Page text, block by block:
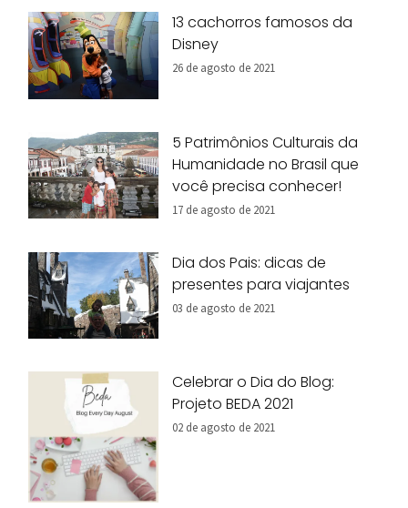
13 cachorros famosos da
Disney
26 de agosto de 2021
5 Patrimônios Culturais da
Humanidade no Brasil que
você precisa conhecer!
17 de agosto de 2021
Dia dos Pais: dicas de
presentes para viajantes
03 de agosto de 2021
Celebrar o Dia do Blog:
Projeto BEDA 2021
02 de agosto de 2021